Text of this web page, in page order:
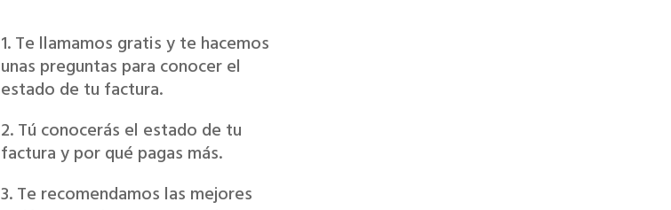
1. Te llamamos gratis y te hacemos
unas preguntas para conocer el
estado de tu factura.
2. Tú conocerás el estado de tu
factura y por qué pagas más.
3. Te recomendamos las mejores